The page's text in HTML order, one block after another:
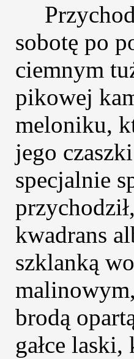
sobotę po
ciemnym
pikowej
meloniku,
jego
specjalnie
kwadrans
szklanką
brodą
gałce laski,